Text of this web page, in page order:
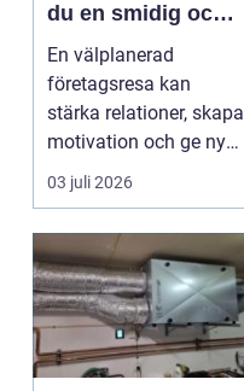
du en smidig och
minnesvärd resa
för hela teamet
En välplanerad
företagsresa kan
stärka relationer, skapa
motivation och ge ny
energi till både chefe...
03 juli 2026